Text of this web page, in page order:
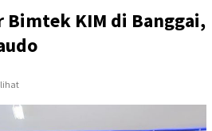
Bimtek KIM di Banggai,